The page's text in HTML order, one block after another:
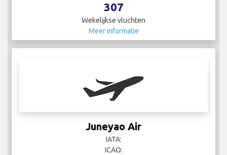
307
Wekelijkse vluchten
Meer informatie
Juneyao Air
IATA:
ICAO: